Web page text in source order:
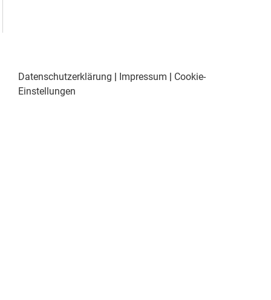
Datenschutzerklärung Impressum
Cookie-
Einstellungen